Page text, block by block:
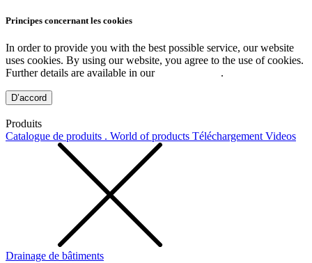
Principes concernant les cookies
In order to provide you with the best possible service, our website
uses cookies. By using our website, you agree to the use of cookies.
Further details are available in our
.
D’accord
Produits
Catalogue de produits . World of products Téléchargement Videos
Drainage de bâtiments